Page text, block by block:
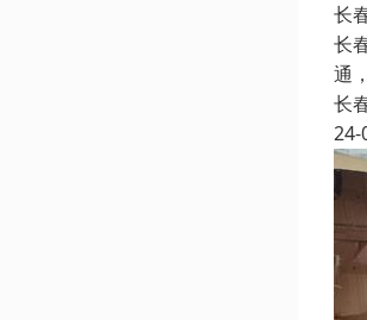
长
长
通
长
24-